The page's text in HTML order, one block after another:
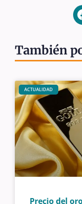
También
ACTUALIDAD
Precio del